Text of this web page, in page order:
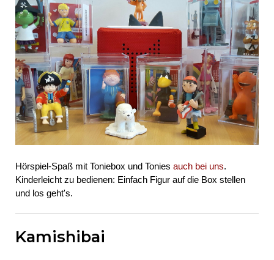
Hörspiel-Spaß mit Toniebox und Tonies auch bei uns.
Kinderleicht zu bedienen: Einfach Figur auf die Box stellen
und los geht's.
Kamishibai